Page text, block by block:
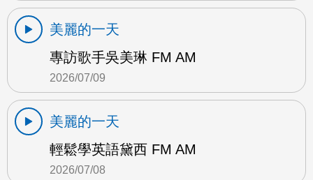
美麗的一天
專訪歌手吳美琳 FM AM
2026/07/09
美麗的一天
輕鬆學英語黛西 FM AM
2026/07/08